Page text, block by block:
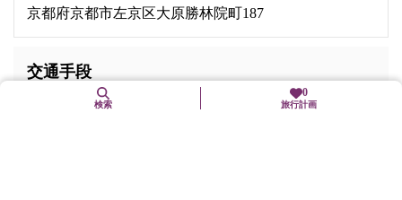
京都府京都市左京区大原勝林院町187
交通手段
0
旅行計画
検索